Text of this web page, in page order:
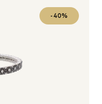
-40%